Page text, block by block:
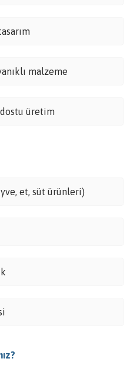
malzeme
üretim
et, süt ürünleri)